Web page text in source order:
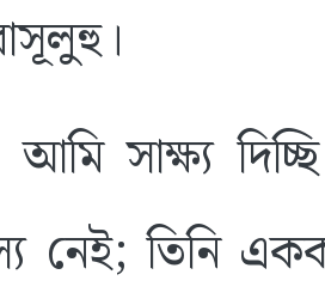
আমি সাক্ষ্য
নেই; তিনি